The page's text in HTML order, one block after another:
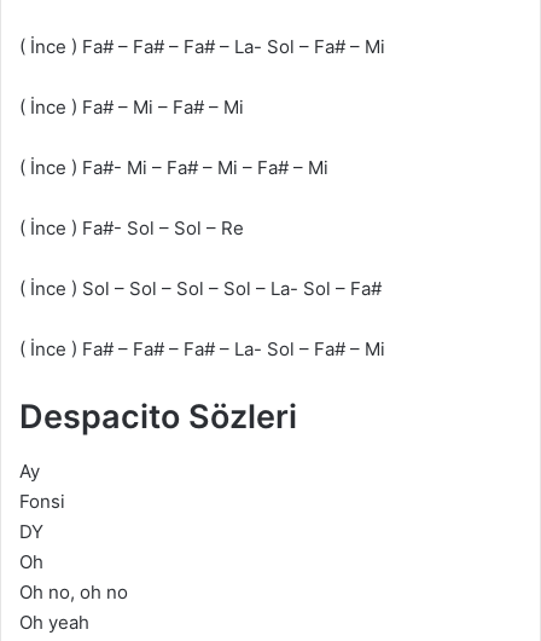
( İnce ) Fa# – Fa# – Fa# – La- Sol – Fa# – Mi
( İnce ) Fa# – Mi – Fa# – Mi
( İnce ) Fa#- Mi – Fa# – Mi – Fa# – Mi
( İnce ) Fa#- Sol – Sol – Re
( İnce ) Sol – Sol – Sol – Sol – La- Sol – Fa#
( İnce ) Fa# – Fa# – Fa# – La- Sol – Fa# – Mi
Despacito Sözleri
Ay
Fonsi
DY
Oh
Oh no, oh no
Oh yeah